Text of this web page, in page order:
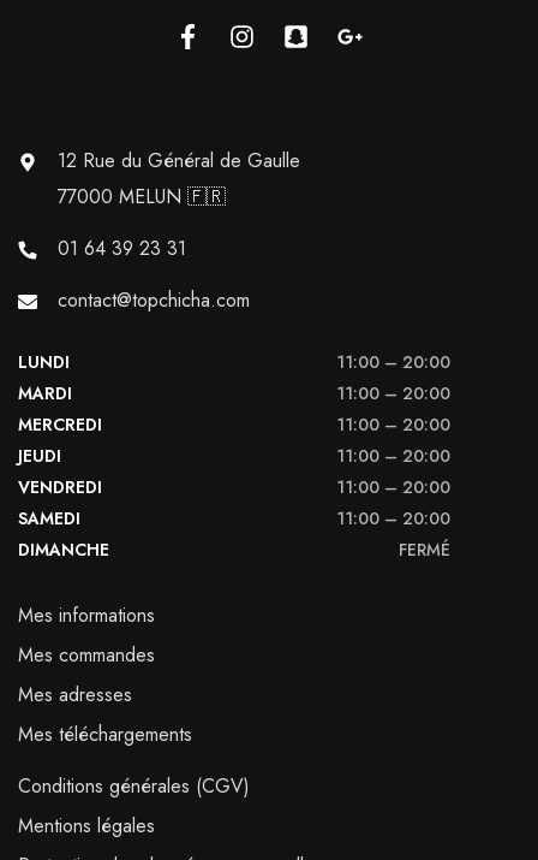
12 Rue du Général de Gaulle
77000 MELUN 🇫🇷
01 64 39 23 31
contact@topchicha.com
LUNDI
11:00 – 20:00
MARDI
11:00 – 20:00
MERCREDI
11:00 – 20:00
JEUDI
11:00 – 20:00
VENDREDI
11:00 – 20:00
SAMEDI
11:00 – 20:00
DIMANCHE
FERMÉ
Mes informations
Mes commandes
Mes adresses
Mes téléchargements
Conditions générales (CGV)
Mentions légales